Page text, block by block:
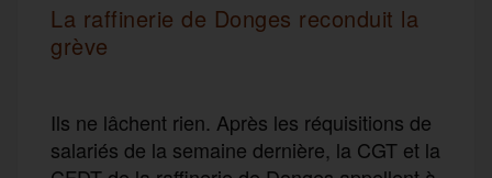
La raffinerie de Donges reconduit la
grève
Ils ne lâchent rien. Après les réquisitions de
salariés de la semaine dernière, la CGT et la